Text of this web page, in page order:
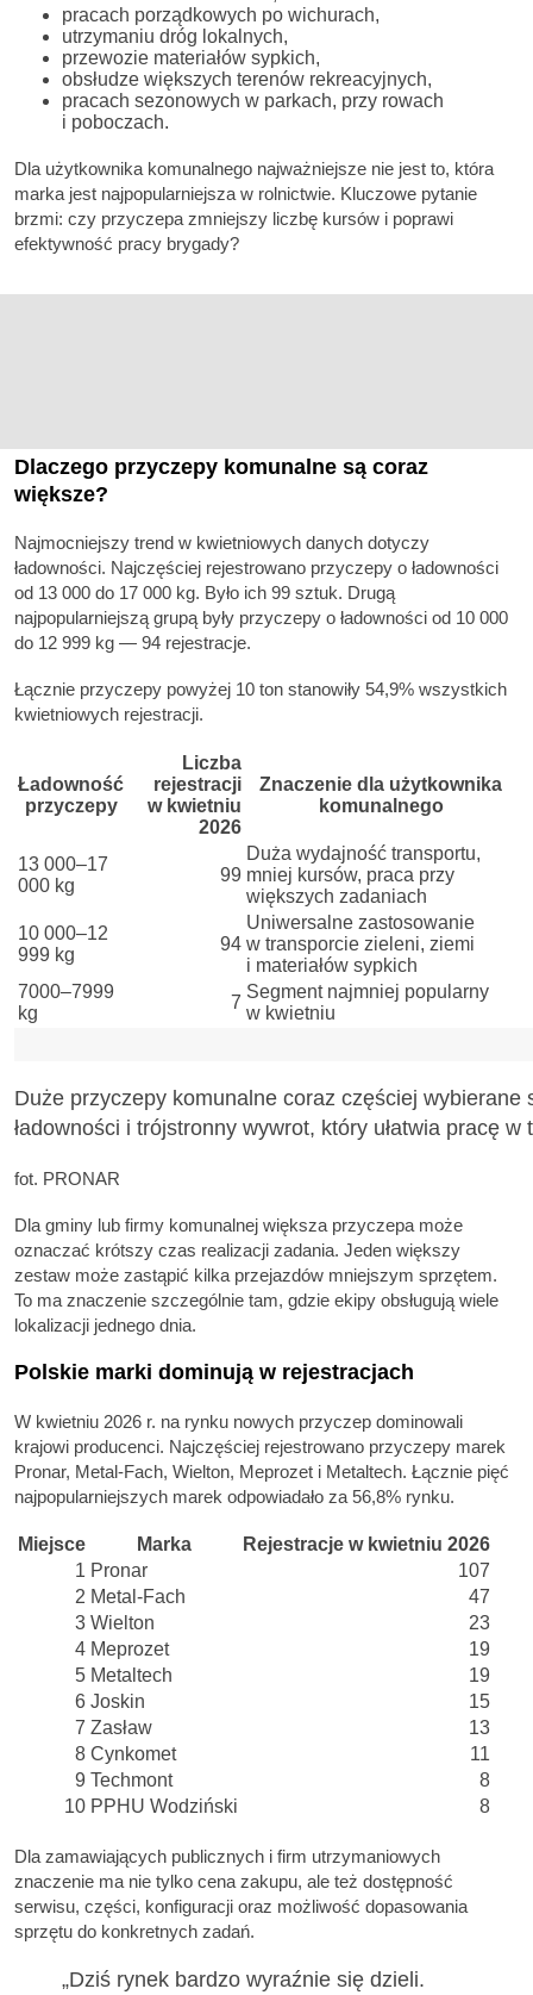
pracach porządkowych po wichurach,
utrzymaniu dróg lokalnych,
przewozie materiałów sypkich,
obsłudze większych terenów rekreacyjnych,
pracach sezonowych w parkach, przy rowach
i poboczach.
Dla użytkownika komunalnego najważniejsze nie jest to, która
marka jest najpopularniejsza w rolnictwie. Kluczowe pytanie
brzmi: czy przyczepa zmniejszy liczbę kursów i poprawi
efektywność pracy brygady?
Dlaczego przyczepy komunalne są coraz
większe?
Najmocniejszy trend w kwietniowych danych dotyczy
ładowności. Najczęściej rejestrowano przyczepy o ładowności
od 13 000 do 17 000 kg. Było ich 99 sztuk. Drugą
najpopularniejszą grupą były przyczepy o ładowności od 10 000
do 12 999 kg — 94 rejestracje.
Łącznie przyczepy powyżej 10 ton stanowiły 54,9% wszystkich
kwietniowych rejestracji.
Ładowność
przyczepy
Liczba
rejestracji
w kwietniu
2026
Znaczenie dla użytkownika
komunalnego
13 000–17
000 kg
99
Duża wydajność transportu,
mniej kursów, praca przy
większych zadaniach
10 000–12
999 kg
94
Uniwersalne zastosowanie
w transporcie zieleni, ziemi
i materiałów sypkich
7000–7999
kg
7
Segment najmniej popularny
w kwietniu
Duże przyczepy komunalne coraz częściej
ładowności i trójstronny wywrot, który ułatwia pracę w
fot. PRONAR
Dla gminy lub firmy komunalnej większa przyczepa może
oznaczać krótszy czas realizacji zadania. Jeden większy
zestaw może zastąpić kilka przejazdów mniejszym sprzętem.
To ma znaczenie szczególnie tam, gdzie ekipy obsługują wiele
lokalizacji jednego dnia.
Polskie marki dominują w rejestracjach
W kwietniu 2026 r. na rynku nowych przyczep dominowali
krajowi producenci. Najczęściej rejestrowano przyczepy marek
Pronar, Metal-Fach, Wielton, Meprozet i Metaltech. Łącznie pięć
najpopularniejszych marek odpowiadało za 56,8% rynku.
Miejsce Marka
Rejestracje w kwietniu 2026
1 Pronar
107
2 Metal-Fach
47
3 Wielton
23
4 Meprozet
19
5 Metaltech
19
6 Joskin
15
7 Zasław
13
8 Cynkomet
11
9 Techmont
8
10 PPHU Wodziński 8
Dla zamawiających publicznych i firm utrzymaniowych
znaczenie ma nie tylko cena zakupu, ale też dostępność
serwisu, części, konfiguracji oraz możliwość dopasowania
sprzętu do konkretnych zadań.
„Dziś rynek bardzo wyraźnie się dzieli.